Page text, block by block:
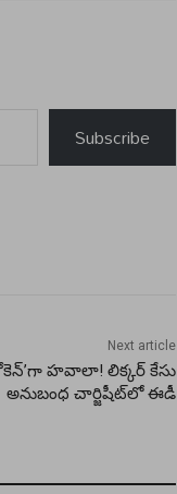
Subscribe
Next article
హవాలా! లిక్కర్‌ కేసు
అనుబంధ చార్జిషీట్‌లో ఈడీ